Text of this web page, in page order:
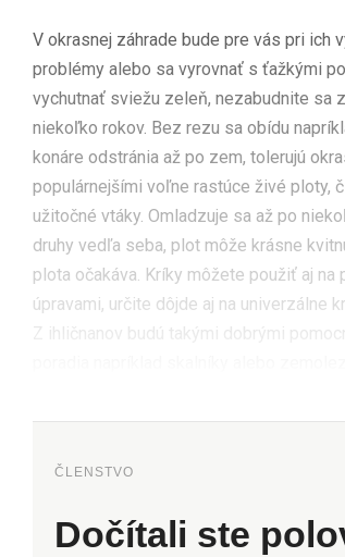
V okrasnej záhrade bude pre vás pri ich
problémy alebo sa vyrovnať s ťažkými
vychutnať sviežu zeleň, nezabudnite sa
niekoľko rokov. Bez rezu sa obídu
konáre odstránia až po zem, tolerujú
populárnejšími voľne rastúce živé ploty,
užitočné vtáky. Omladzuje sa až po
druhy vedľa seba, plot môže krásne
plota očakáva. Kríky môžete použiť aj
úpravami, určite dôjde aj na univerzálne
Z ihličnanov budú takými dobrými
ČLENSTVO
Dočítali ste